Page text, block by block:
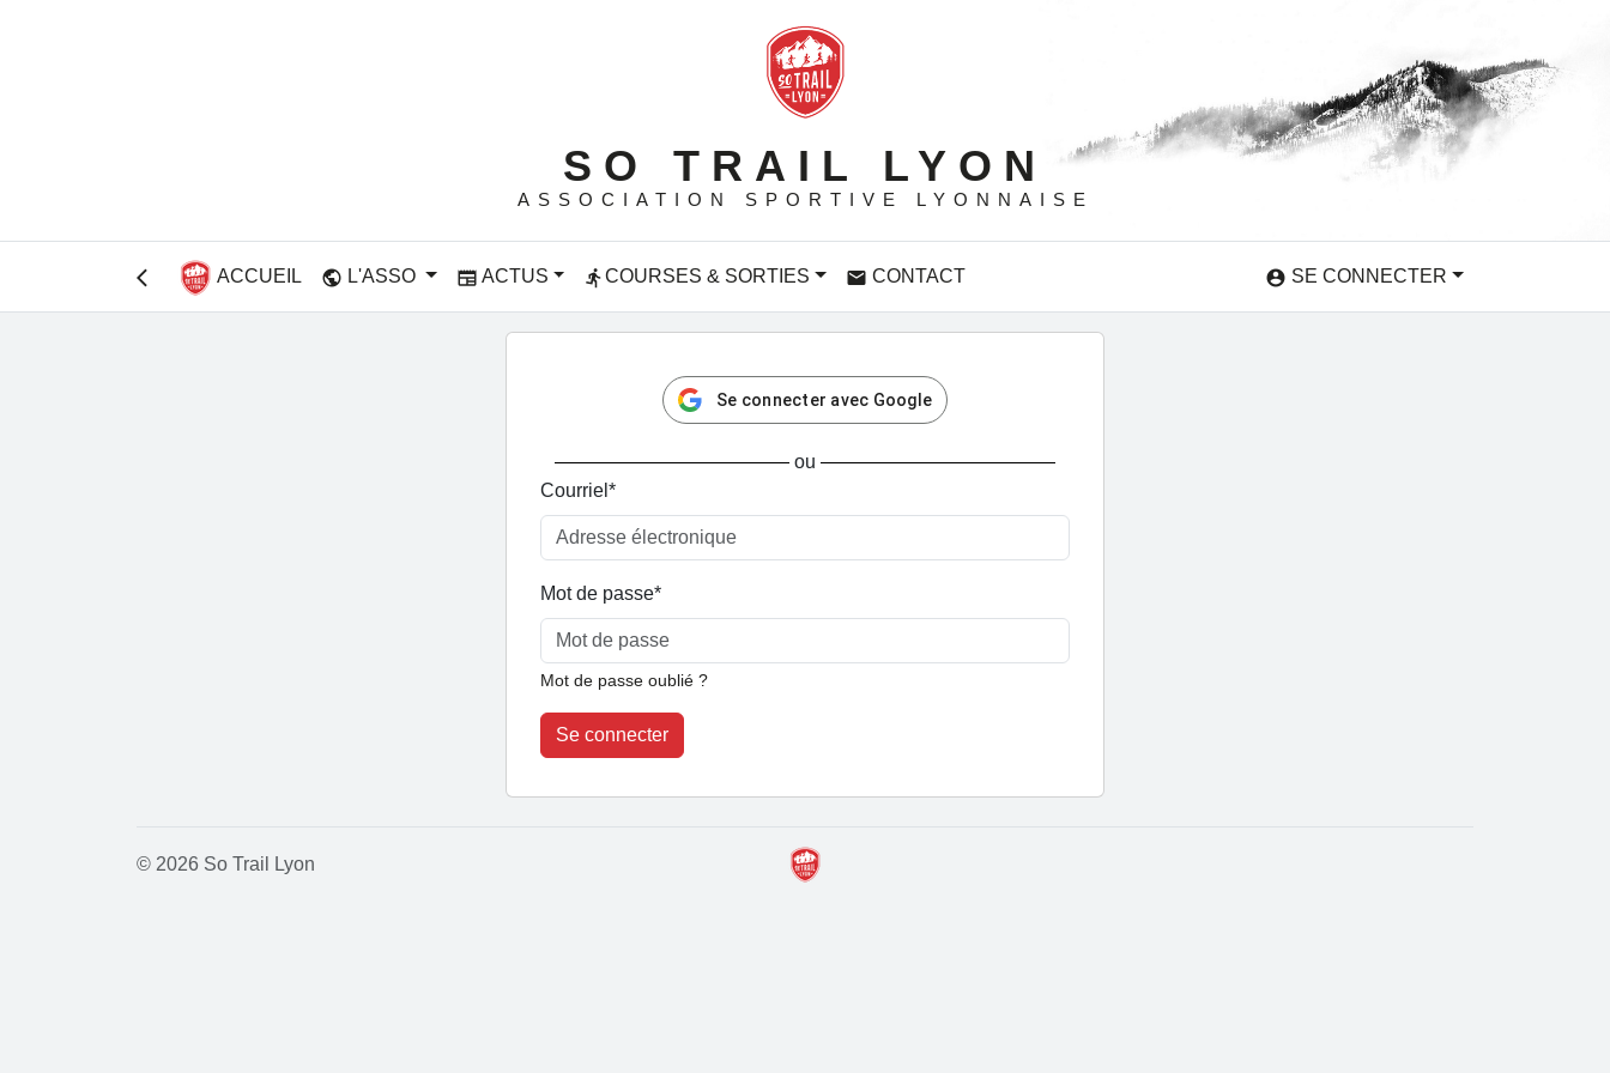
SO TRAIL LYON
ASSOCIATION SPORTIVE LYONNAISE
arrow_back_ios ACCUEIL public L'ASSO newspaper ACTUS directions_runCOURSES & SORTIES email CONTACT account_circle SE CONNECTER
Se connecter avec Google
ou
Courriel *
Mot de passe*
Mot de passe oublié ?
Se connecter
© 2026 So Trail Lyon